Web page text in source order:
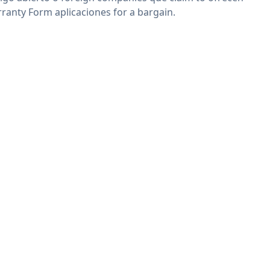
Form aplicaciones for a bargain.